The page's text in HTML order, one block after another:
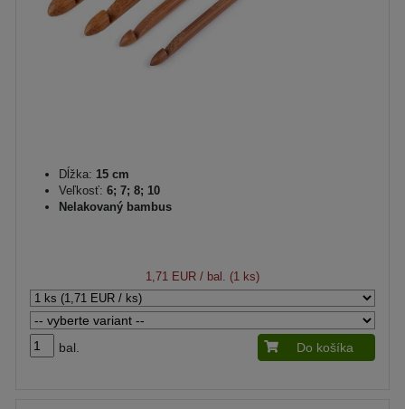
Dĺžka: 15 cm
Veľkosť: 6; 7; 8; 10
Nelakovaný bambus
1,71 EUR / bal. (1 ks)
bal. Do košíka